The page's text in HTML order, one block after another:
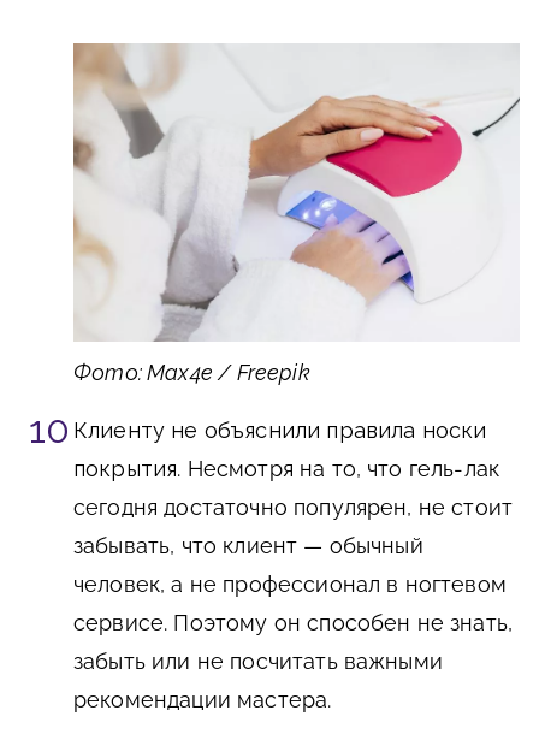
Фото: Max4e / Freepik
Клиенту не объяснили правила носки
покрытия. Несмотря на то, что гель-лак
сегодня достаточно популярен, не стоит
забывать, что клиент — обычный
человек, а не профессионал в ногтевом
сервисе. Поэтому он способен не знать,
забыть или не посчитать важными
рекомендации мастера.